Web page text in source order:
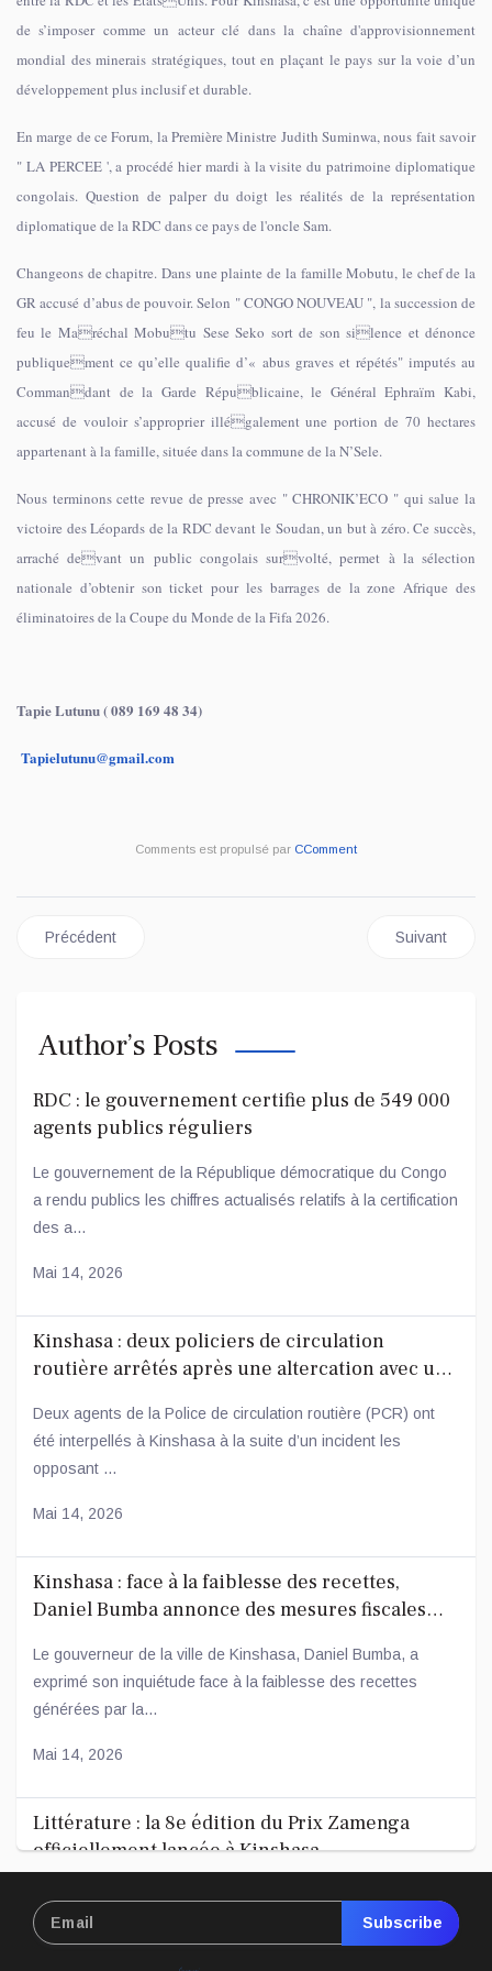
de s’imposer comme un acteur clé dans la chaîne d'approvisionnement
mondial des minerais stratégiques, tout en plaçant le pays sur la voie d’un
développement plus inclusif et durable.
En marge de ce Forum, la Première Ministre Judith Suminwa, nous fait savoir
" LA PERCEE ', a procédé hier mardi à la visite du patrimoine diplomatique
congolais. Question de palper du doigt les réalités de la représentation
diplomatique de la RDC dans ce pays de l'oncle Sam.
Changeons de chapitre. Dans une plainte de la famille Mobutu, le chef de la
GR accusé d’abus de pouvoir. Selon " CONGO NOUVEAU ", la succession de
feu le Maréchal Mobutu Sese Seko sort de son silence et dénonce
publiquement ce qu’elle qualifie d’« abus graves et répétés" imputés au
Commandant de la Garde Républicaine, le Général Ephraïm Kabi,
accusé de vouloir s’approprier illégalement une portion de 70 hectares
appartenant à la famille, située dans la commune de la N’Sele.
Nous terminons cette revue de presse avec " CHRONIK’ECO " qui salue la
victoire des Léopards de la RDC devant le Soudan, un but à zéro. Ce succès,
arraché devant un public congolais survolté, permet à la sélection
nationale d’obtenir son ticket pour les barrages de la zone Afrique des
éliminatoires de la Coupe du Monde de la Fifa 2026.
Tapie Lutunu ( 089 169 48 34)
Tapielutunu@gmail.com
Comments est propulsé par CComment
Article précédent : REVUE DE PRESSE DU JEUDI 16
Précédent Article
Suivant
Author’s Posts
RDC : le gouvernement certifie plus de 549 000
agents publics réguliers
Le gouvernement de la République démocratique du Congo
a rendu publics les chiffres actualisés relatifs à la certification
des a...
Mai 14, 2026
Kinshasa : deux policiers de circulation
routière arrêtés après une altercation avec un
Deux agents de la Police de circulation routière (PCR) ont
été interpellés à Kinshasa à la suite d’un incident les
opposant ...
Mai 14, 2026
Kinshasa : face à la faiblesse des recettes,
Daniel Bumba annonce des mesures fiscales
Le gouverneur de la ville de Kinshasa, Daniel Bumba, a
exprimé son inquiétude face à la faiblesse des recettes
générées par la...
Mai 14, 2026
Littérature : la 8e édition du Prix Zamenga
officiellement lancée à Kinshasa
officiellement lancée ce mercredi 13 mai à Kinshasa, à
l’occa...
Subscribe